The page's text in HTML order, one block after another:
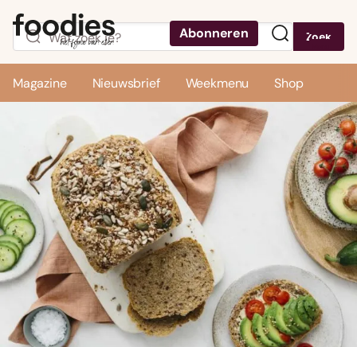
Abonneren Zoek
Magazine Nieuwsbrief Weekmenu Shop